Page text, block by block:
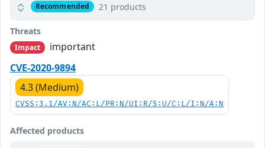
Recommended 21 products
Threats
Impact
important
CVE-2020-9894
4.3 (Medium)
CVSS:3.1/AV:N/AC:L/PR:N/UI:R/S:U/C:L/I:N/A:N
Affected products